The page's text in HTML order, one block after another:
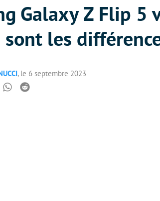
Galaxy Z Flip 5
les
, le 6 septembre 2023
Whatsapp
Reddit